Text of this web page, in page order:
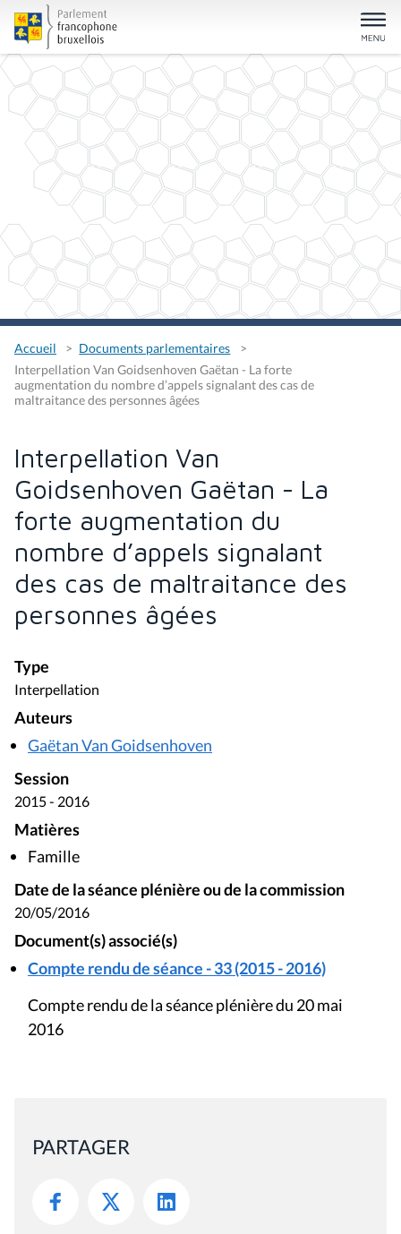
Accueil
Documents parlementaires
Interpellation Van Goidsenhoven Gaëtan - La forte
augmentation du nombre d’appels signalant des cas de
maltraitance des personnes âgées
Interpellation Van
Goidsenhoven Gaëtan - La
forte augmentation du
nombre d’appels signalant
des cas de maltraitance des
personnes âgées
Type
Interpellation
Auteurs
Gaëtan Van Goidsenhoven
Session
2015 - 2016
Matières
Famille
Date de la séance plénière ou de la commission
20/05/2016
Document(s) associé(s)
Compte rendu de séance - 33 (2015 - 2016)
Compte rendu de la séance plénière du 20 mai
2016
PARTAGER